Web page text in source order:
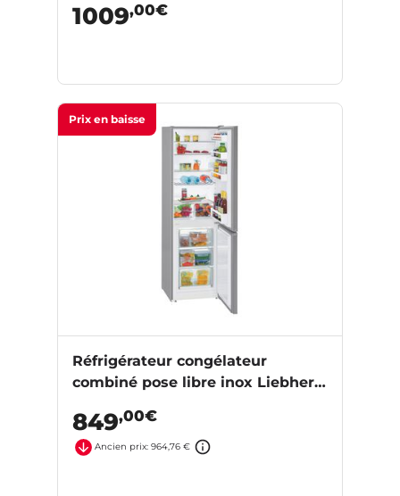
1009,00€
Prix en baisse
Réfrigérateur congélateur
combiné pose libre inox Liebherr
849,00€
Ancien prix: 964,76 €